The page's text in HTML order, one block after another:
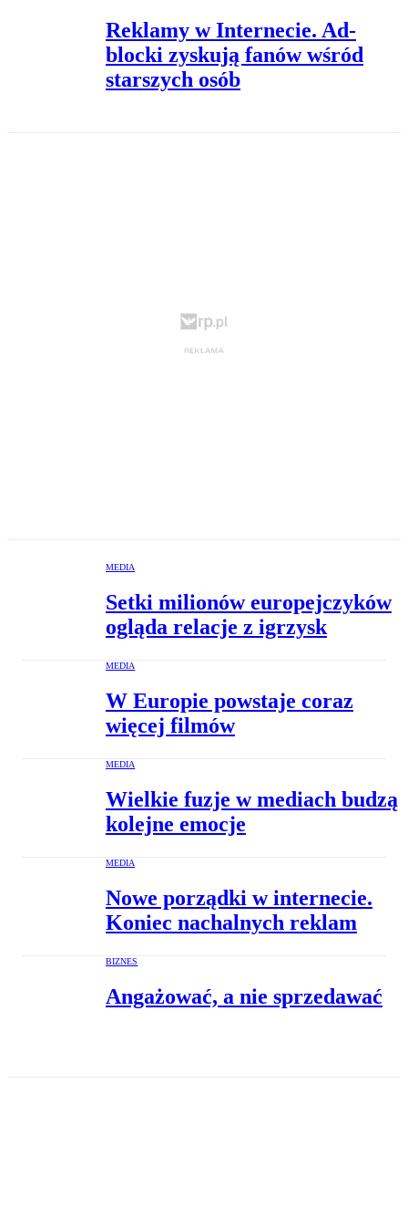
Reklamy w Internecie. Ad-
blocki zyskują fanów wśród
starszych osób
MEDIA
Setki milionów europejczyków
ogląda relacje z igrzysk
MEDIA
W Europie powstaje coraz
więcej filmów
MEDIA
Wielkie fuzje w mediach budzą
kolejne emocje
MEDIA
Nowe porządki w internecie.
Koniec nachalnych reklam
BIZNES
Angażować, a nie sprzedawać